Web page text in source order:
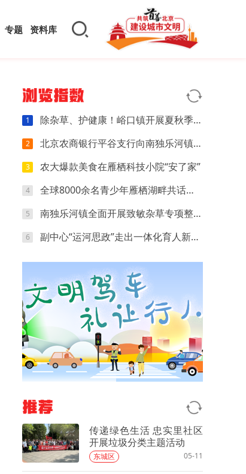
专题 资料库
浏览指数
1 除杂草、护健康！峪口镇开展夏秋季致敏杂草防除专项行动
2 北京农商银行平谷支行向南独乐河镇捐赠防汛物资，共筑安全防线
3 农大爆款美食在雁栖科技小院“安了家”
4 全球8000余名青少年雁栖湖畔共话中国故事
5 南独乐河镇全面开展致敏杂草专项整治行动
6 副中心“运河思政”走出一体化育人新路径
推荐
传递绿色生活 忠实里社区
开展垃圾分类主题活动
东城区 05-11